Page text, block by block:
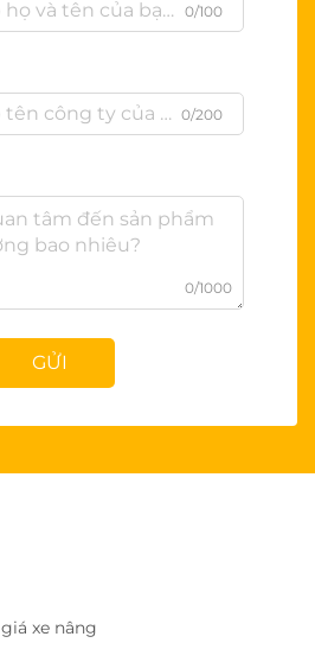
0/100
0/200
0/1000
GỬI
giá xe nâng